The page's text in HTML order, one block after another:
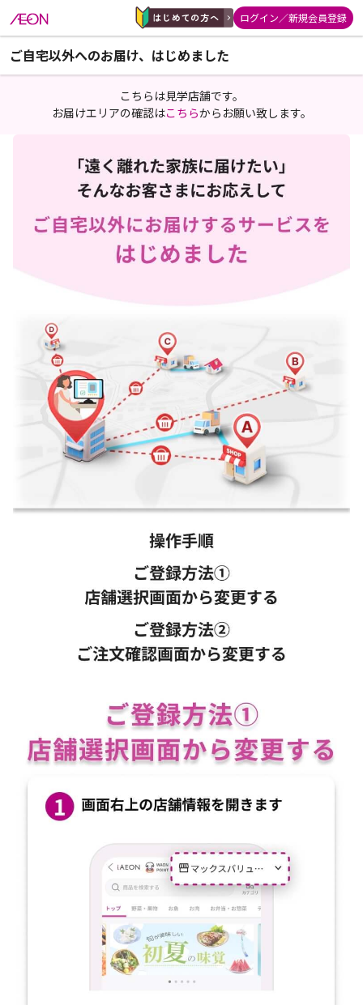
ログイン／新規会員登録
ご自宅以外へのお届け、はじめました
こちらは見学店舗です。
お届けエリアの確認はこちらからお願い致します。